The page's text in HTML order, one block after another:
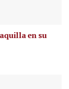
en su